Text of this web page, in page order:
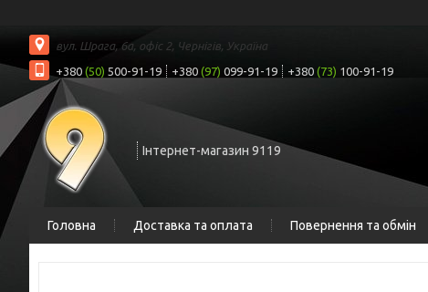
вул. Шрага, 6а, офіс 2, Чернігів, Україна
+380 (50) 500-91-19 +380 (97) 099-91-19 +380 (73) 100-91-19
Інтернет-магазин 9119
Головна Доставка та оплата Повернення та обмін